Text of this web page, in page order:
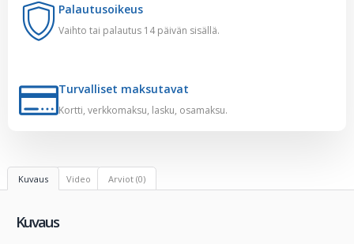
Palautusoikeus
Vaihto tai palautus 14 päivän sisällä.
Turvalliset maksutavat
Kortti, verkkomaksu, lasku, osamaksu.
Kuvaus Video Arviot (0)
Kuvaus